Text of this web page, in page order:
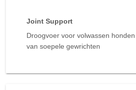
Joint Support
Droogvoer voor volwassen
van soepele gewrichten